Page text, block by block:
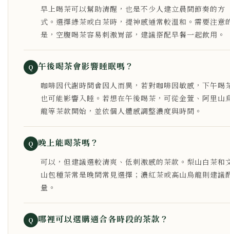
早上喝茶可以幫助清醒，也是不少人建立晨間節奏的方
式。選擇綠茶或白茶時，提神感通常較溫和。需要注意
是，空腹喝茶容易刺激胃部，建議搭配早餐一起飲用。
Q 午後喝茶會影響睡眠嗎？
咖啡因代謝時間會因人而異，若對咖啡因敏感，下午喝
也可能影響入睡。若想在午後喝茶，可從金萱、阿里山
龍等茶款開始，並依個人體感調整濃度與時間。
Q 晚上能喝茶嗎？
可以，但建議選較清爽、低刺激感的茶款。梨山白茶和
山包種茶常是晚間常見選擇；濃紅茶或高山烏龍則建議
量。
Q 哪裡可以選購適合各時段的茶款？